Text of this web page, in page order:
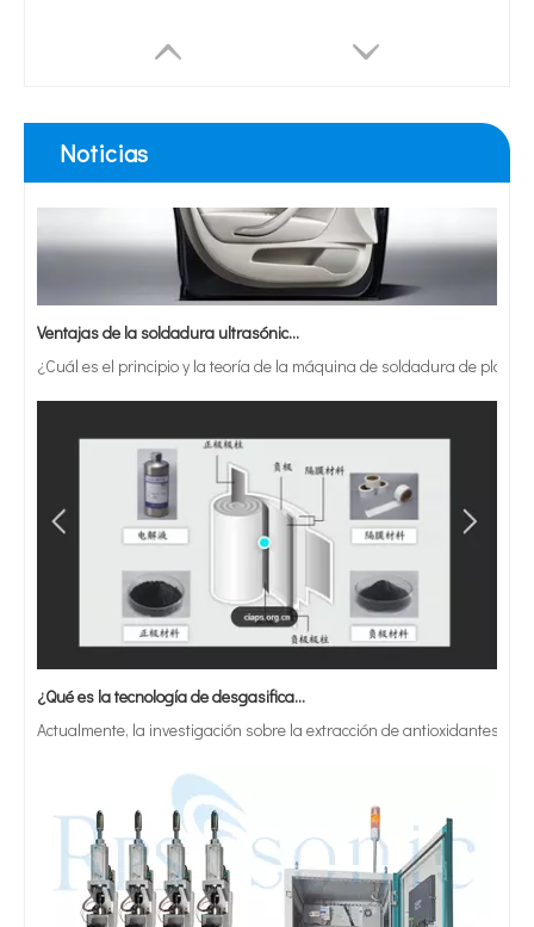
Trefilado ultrasónico El proceso de trefilado con vibración ultrasónica axial
Noticias
Ventajas de la soldadura ultrasónica de paneles de puertas de automóviles
¿Cuál es el principio y la teoría de la máquina de soldadura de
¿Qué es la tecnología de desgasificación de lodos de baterías ultrasónicas?
Actualmente, la investigación sobre la extracción de antioxidantes y